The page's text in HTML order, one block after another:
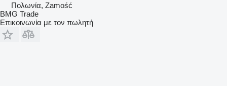
Πολωνία, Zamość
BMG Trade
Επικοινωνία με τον πωλητή